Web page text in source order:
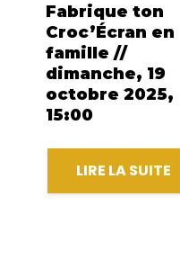
Fabrique ton
Croc’Écran en
famille //
dimanche, 19
octobre 2025,
15:00
LIRE LA SUITE